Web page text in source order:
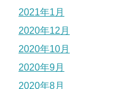
2021年1月
2020年12月
2020年10月
2020年9月
2020年8月